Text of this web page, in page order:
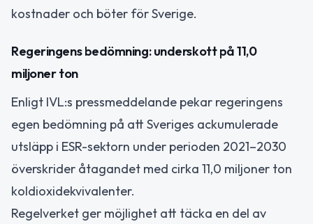
kostnader och böter för Sverige.
Regeringens bedömning: underskott på 11,0
miljoner ton
Enligt IVL:s pressmeddelande pekar regeringens
egen bedömning på att Sveriges ackumulerade
utsläpp i ESR-sektorn under perioden 2021–2030
överskrider åtagandet med cirka 11,0 miljoner ton
koldioxidekvivalenter.
Regelverket ger möjlighet att täcka en del av